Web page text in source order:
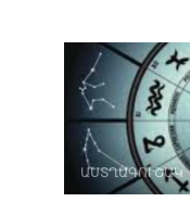
ԱՍՏՂԱԳՈՒՇԱԿ